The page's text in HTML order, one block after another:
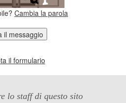
Cambia la parola
il messaggio
il formulario
lo staff di questo sito